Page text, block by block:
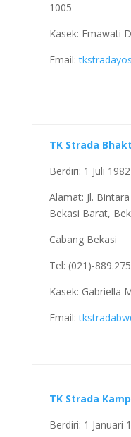
1005
Kasek: Emawati
Email:
TK Strada
Berdiri: 1 Juli 1982
Alamat: Jl.
Bekasi Barat,
Cabang Bekasi
Tel: (021)-
Kasek: Gabriella
Email:
TK Strada
Berdiri: 1 Januari